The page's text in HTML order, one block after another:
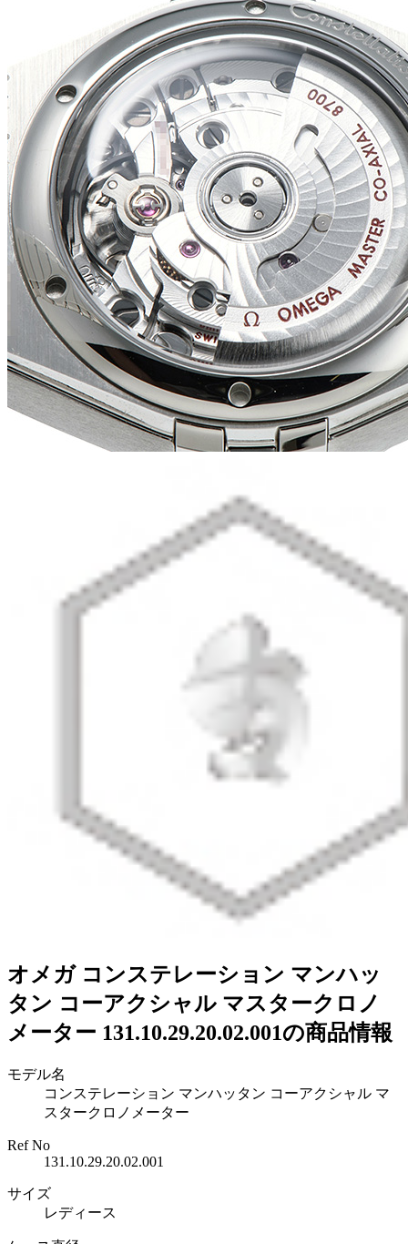
オメガ コンステレーション マンハッ
タン コーアクシャル マスタークロノ
メーター 131.10.29.20.02.001の商品情報
モデル名
コンステレーション マンハッタン コーアクシャル マ
スタークロノメーター
Ref No
131.10.29.20.02.001
サイズ
レディース